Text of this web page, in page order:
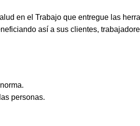
en el Trabajo que entregue las
así a sus clientes,
personas.